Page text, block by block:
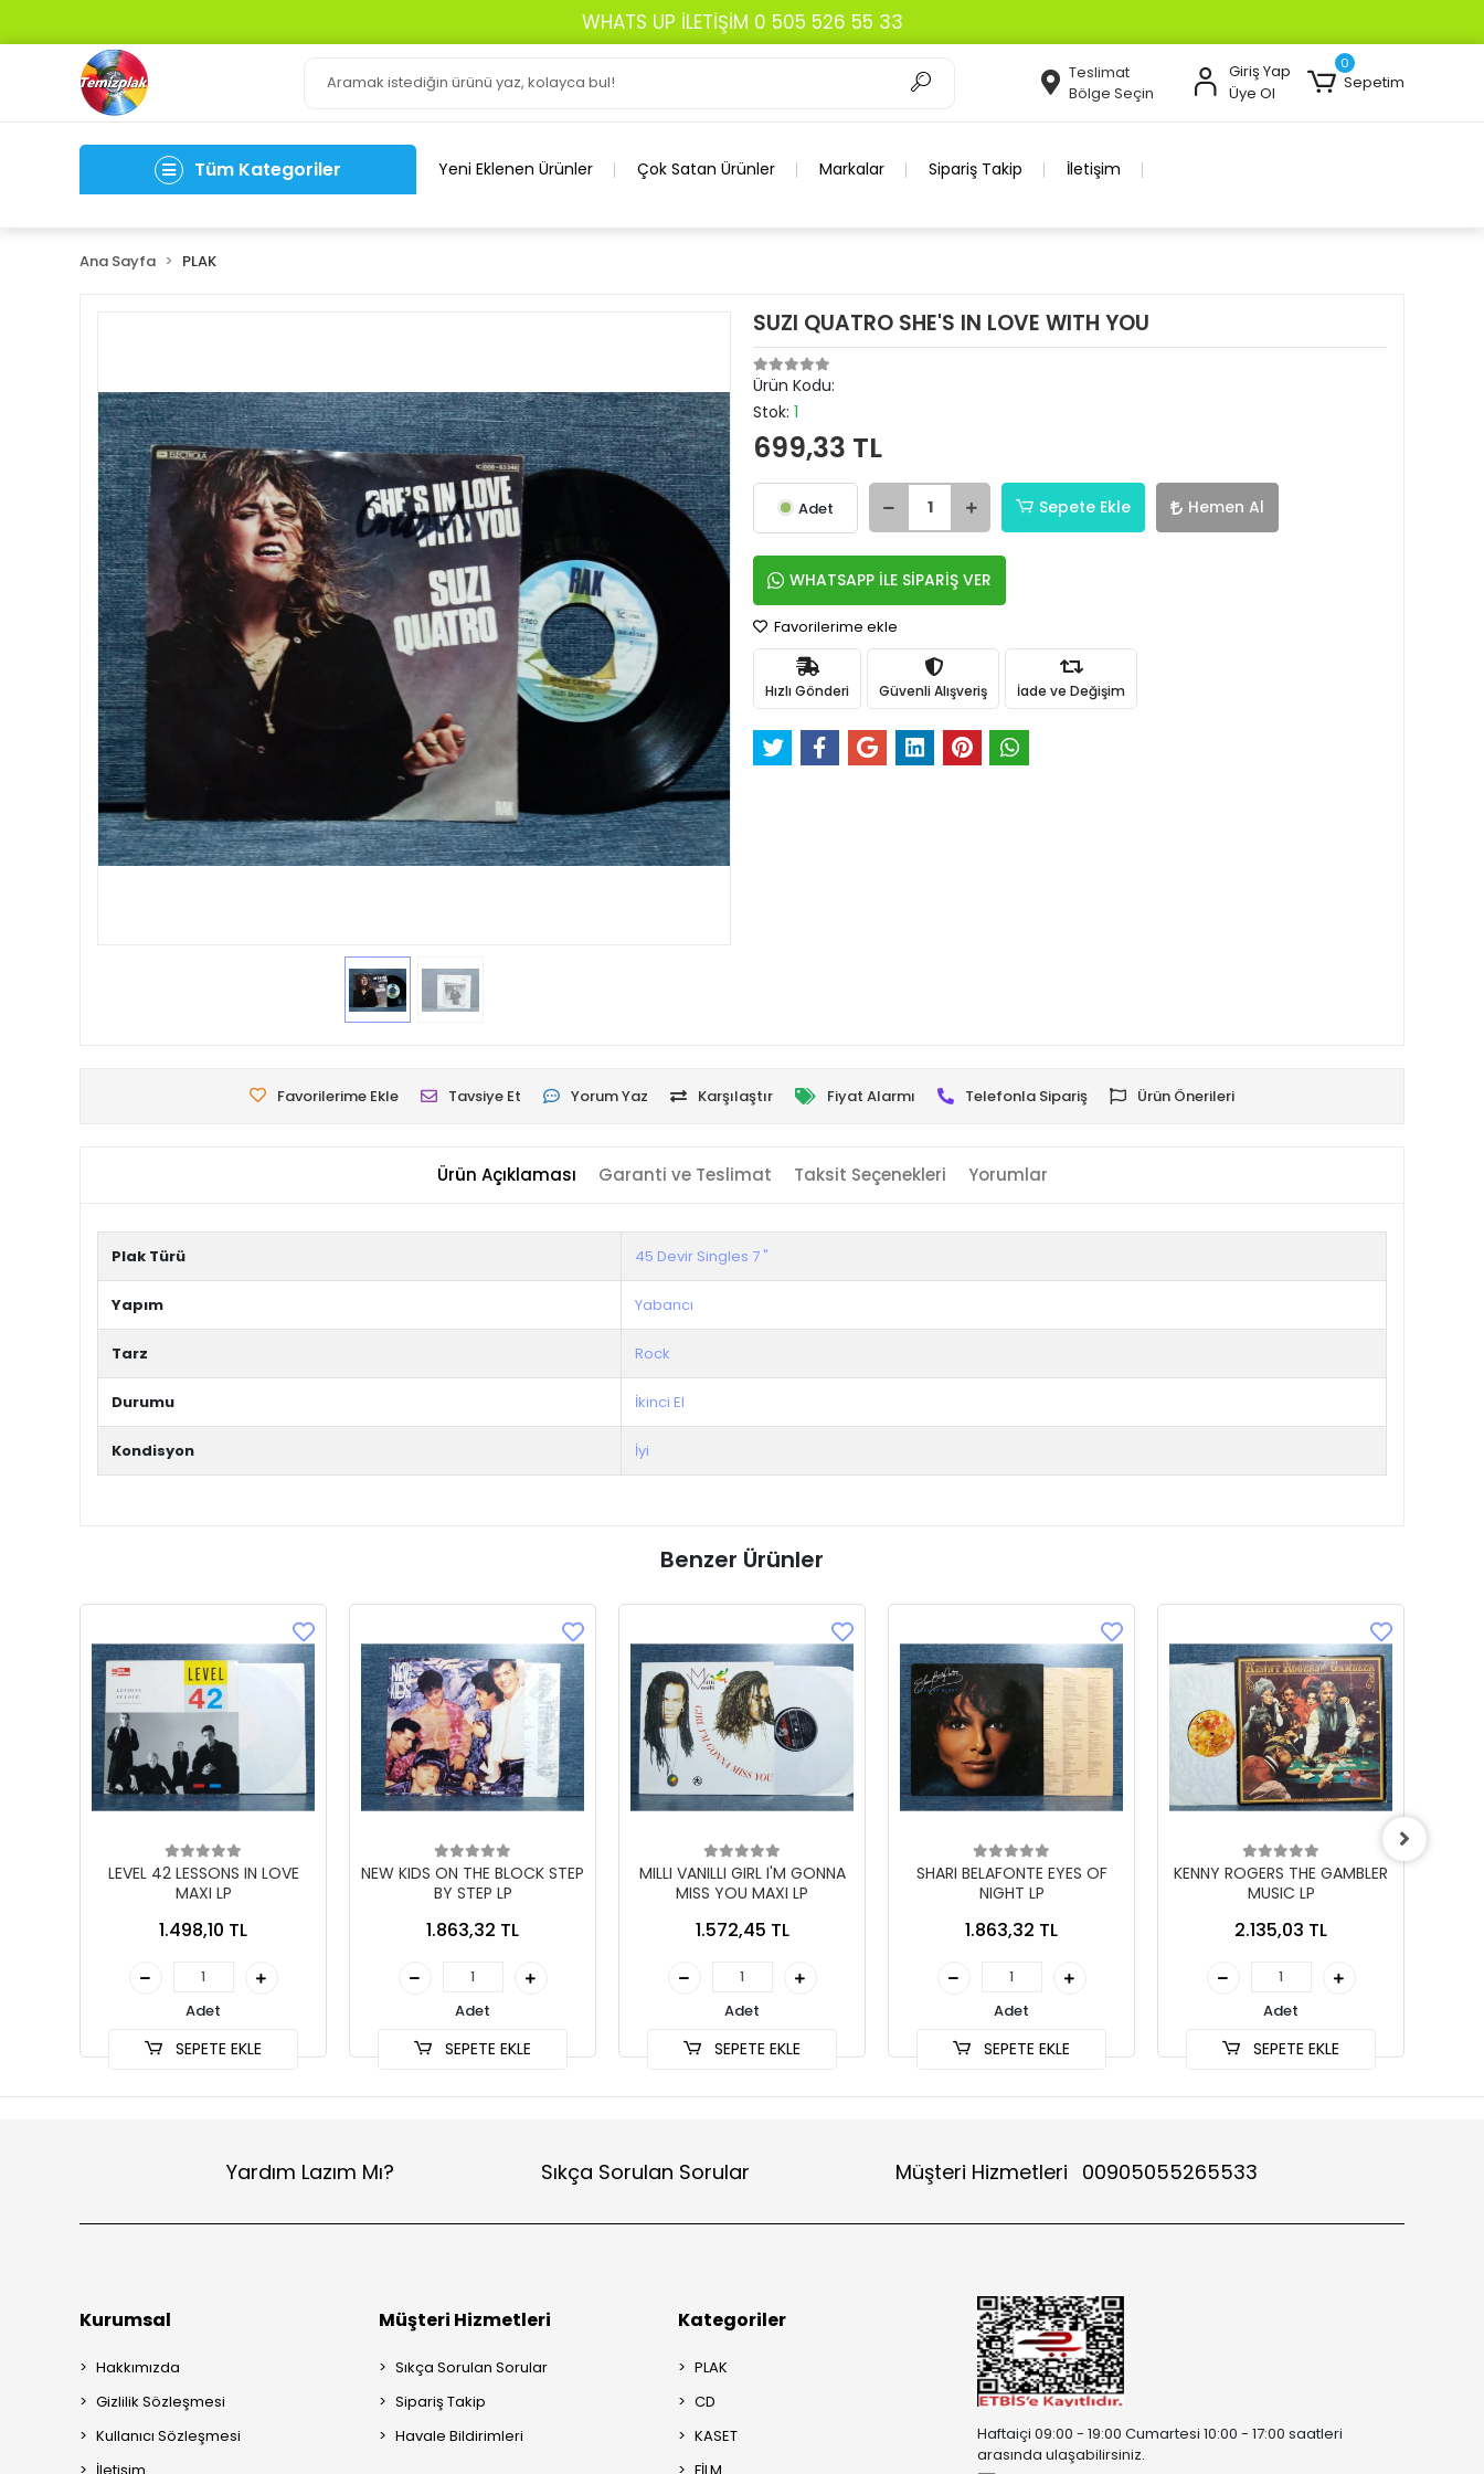
WHATS UP İLETİŞİM 0 505 526 55 33
Teslimat
Bölge Seçin
Giriş Yap
Üye Ol
0
Sepetim
Tüm Kategoriler Yeni Eklenen Ürünler Çok Satan Ürünler Markalar Sipariş Takip İletişim
Ana Sayfa PLAK
SUZI QUATRO SHE'S IN LOVE WITH YOU
Ürün Kodu:
Stok: 1
699,33 TL
Adet Sepete Ekle Hemen Al
WHATSAPP İLE SİPARİŞ VER
Favorilerime ekle
Hızlı Gönderi Güvenli Alışveriş İade ve Değişim
Favorilerime Ekle Tavsiye Et Yorum Yaz Karşılaştır Fiyat Alarmı Telefonla Sipariş Ürün Önerileri
Ürün Açıklaması Garanti ve Teslimat Taksit Seçenekleri Yorumlar
Plak Türü 45 Devir Singles 7 "
Yapım Yabancı
Tarz Rock
Durumu İkinci El
Kondisyon İyi
Benzer Ürünler
LEVEL 42 LESSONS IN LOVE
MAXI LP
1.498,10 TL
Adet
SEPETE EKLE
NEW KIDS ON THE BLOCK STEP
BY STEP LP
1.863,32 TL
Adet
SEPETE EKLE
MILLI VANILLI GIRL I'M GONNA
MISS YOU MAXI LP
1.572,45 TL
Adet
SEPETE EKLE
SHARI BELAFONTE EYES OF
NIGHT LP
1.863,32 TL
Adet
SEPETE EKLE
KENNY ROGERS THE GAMBLER
MUSIC LP
2.135,03 TL
Adet
SEPETE EKLE
Yardım Lazım Mı? Sıkça Sorulan Sorular Müşteri Hizmetleri 00905055265533
Kurumsal
Hakkımızda
Gizlilik Sözleşmesi
Kullanıcı Sözleşmesi
Müşteri Hizmetleri
Sıkça Sorulan Sorular
Sipariş Takip
Havale Bildirimleri
Kategoriler
PLAK
CD
KASET
Haftaiçi 09:00 - 19:00 Cumartesi 10:00 - 17:00 saatleri
arasında ulaşabilirsiniz.